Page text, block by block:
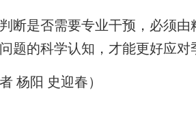
是否需要专业干预，必须由
题的科学认知，才能更好应
阳 史迎春）